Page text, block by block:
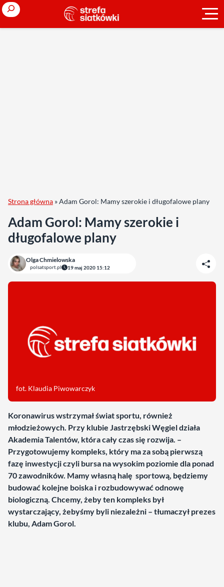
Search
Strona główna »Adam Gorol: Mamy szerokie i długofalowe plany
Adam Gorol: Mamy szerokie i
długofalowe plany
Olga Chmielowska
polsatsport.pl 19 maj 2020 15:12
fot. Klaudia Piwowarczyk
Koronawirus wstrzymał świat sportu, również
młodzieżowych. Przy klubie Jastrzębski Węgiel działa
Akademia Talentów, która cały czas się rozwija. –
Przygotowujemy kompleks, który ma za sobą pierwszą
fazę inwestycji czyli bursa na wysokim poziomie dla ponad
70 zawodników. Mamy własną halę sportową, będziemy
budować kolejne boiska i rozbudowywać odnowę
biologiczną. Chcemy, żeby ten kompleks był
wystarczający, żebyśmy byli niezależni – tłumaczył prezes
klubu, Adam Gorol.